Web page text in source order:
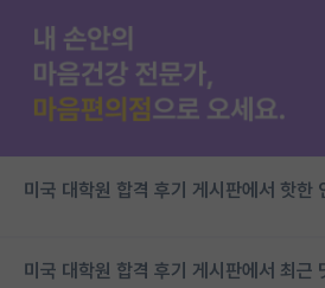
미국 대학원 합격 후기 게시판에서 핫한
미국 대학원 합격 후기 게시판에서 최근